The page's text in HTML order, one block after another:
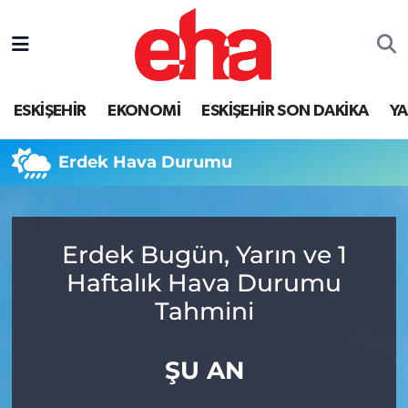
ESKİŞEHİR EKONOMİ ESKİŞEHİR SON DAKİKA
Erdek Hava Durumu
Erdek Bugün, Yarın ve 1
Haftalık Hava Durumu
Tahmini
ŞU AN